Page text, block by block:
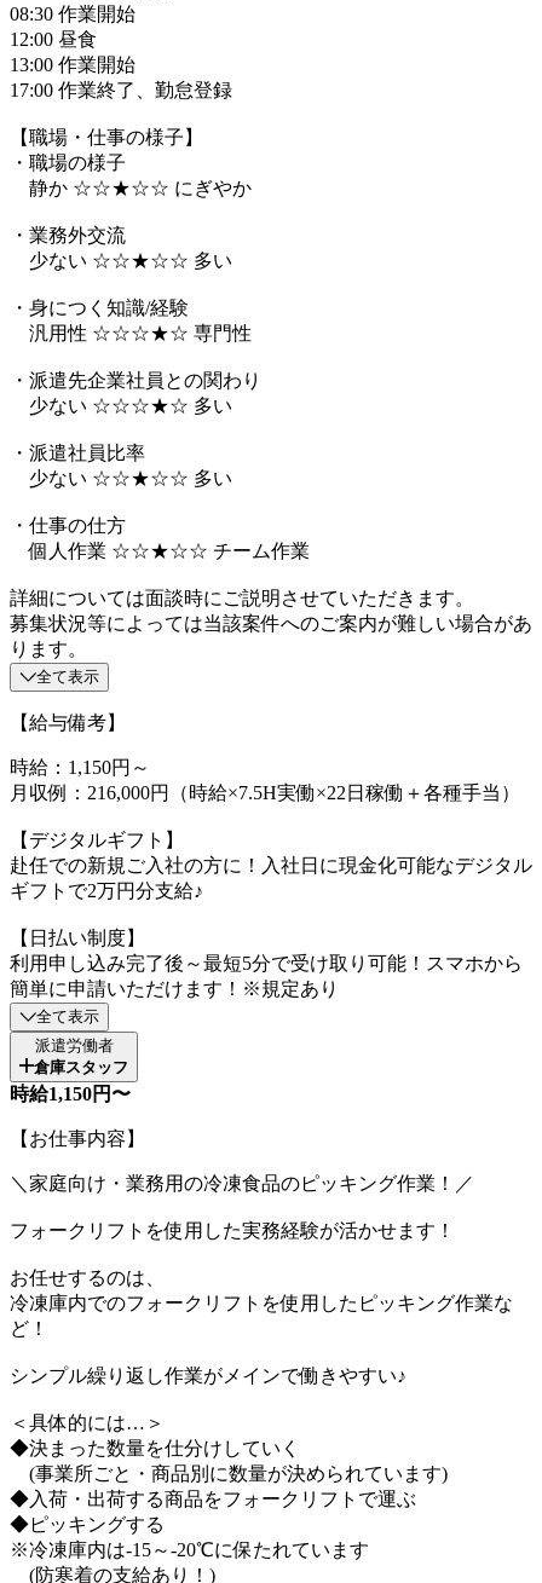
08:30 作業開始
12:00 昼食
13:00 作業開始
17:00 作業終了、勤怠登録
【職場・仕事の様子】
・職場の様子
静か ☆☆★☆☆ にぎやか
・業務外交流
少ない ☆☆★☆☆ 多い
・身につく知識/経験
汎用性 ☆☆☆★☆ 専門性
・派遣先企業社員との関わり
少ない ☆☆☆★☆ 多い
・派遣社員比率
少ない ☆☆★☆☆ 多い
・仕事の仕方
個人作業 ☆☆★☆☆ チーム作業
詳細については面談時にご説明させていただきます。
募集状況等によっては当該案件へのご案内が難しい場合があ
ります。
全て表示
【給与備考】
時給：1,150円～
月収例：216,000円（時給×7.5H実働×22日稼働＋各種手当）
【デジタルギフト】
赴任での新規ご入社の方に！入社日に現金化可能なデジタル
ギフトで2万円分支給♪
【日払い制度】
利用申し込み完了後～最短5分で受け取り可能！スマホから
簡単に申請いただけます！※規定あり
全て表示
派遣労働者
倉庫スタッフ
時給1,150円〜
【お仕事内容】
＼家庭向け・業務用の冷凍食品のピッキング作業！／
フォークリフトを使用した実務経験が活かせます！
お任せするのは、
冷凍庫内でのフォークリフトを使用したピッキング作業な
ど！
シンプル繰り返し作業がメインで働きやすい♪
＜具体的には…＞
◆決まった数量を仕分けしていく
(事業所ごと・商品別に数量が決められています)
◆入荷・出荷する商品をフォークリフトで運ぶ
◆ピッキングする
※冷凍庫内は-15～-20℃に保たれています
(防寒着の支給あり！)